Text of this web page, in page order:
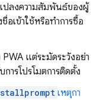
ปลงความสัมพันธ์ของผู้
เข้าใช้หรือทำการซื้อ
แต่ระมัดระวังอย่า
ารโปรโมตการติดตั้ง
เหตุกา